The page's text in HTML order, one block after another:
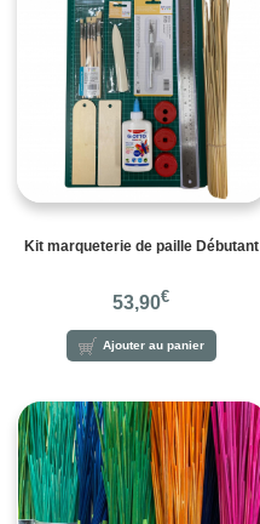
Kit marqueterie de paille Débutant
53,90€
Ajouter au panier